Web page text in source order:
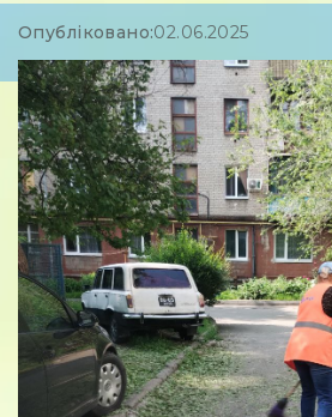
Опубліковано:02.06.2025